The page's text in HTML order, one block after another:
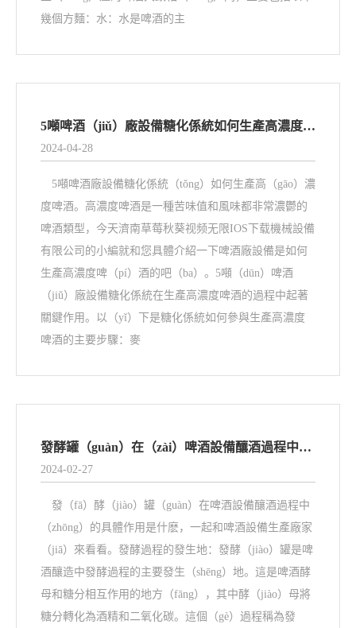
幾個方麵：水：水是啤酒的主
5噸啤酒（jiǔ）廠設備糖化係統如何生產高濃度啤酒
2024-04-28
5噸啤酒廠設備糖化係統（tǒng）如何生產高（gāo）濃
度啤酒。高濃度啤酒是一種苦味值和風味都非常濃鬱的
啤酒類型，今天濟南草莓秋葵视频无限IOS下载機械設備
有限公司的小編就和您具體介紹一下啤酒廠設備是如何
生產高濃度啤（pí）酒的吧（ba）。5噸（dūn）啤酒
（jiǔ）廠設備糖化係統在生產高濃度啤酒的過程中起著
關鍵作用。以（yǐ）下是糖化係統如何參與生產高濃度
啤酒的主要步驟：麥
發酵罐（guàn）在（zài）啤酒設備釀酒過程中的作用
2024-02-27
發（fā）酵（jiào）罐（guàn）在啤酒設備釀酒過程中
（zhōng）的具體作用是什麽，一起和啤酒設備生產廠家
（jiā）來看看。發酵過程的發生地：發酵（jiào）罐是啤
酒釀造中發酵過程的主要發生（shēng）地。這是啤酒酵
母和糖分相互作用的地方（fāng），其中酵（jiào）母將
糖分轉化為酒精和二氧化碳。這個（gè）過程稱為發